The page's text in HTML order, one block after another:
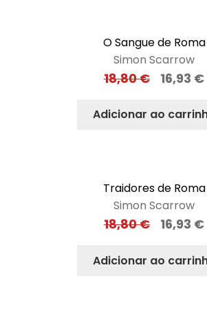
O Sangue de Roma
Simon Scarrow
18,80€ 16,93 €
Adicionar ao
Traidores de Roma
Simon Scarrow
18,80€ 16,93 €
Adicionar ao